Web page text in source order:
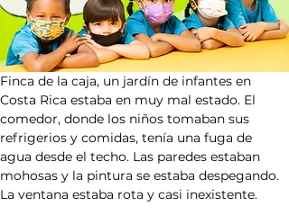
Finca de la caja, un jardín de infantes en
Costa Rica estaba en muy mal estado. El
comedor, donde los niños tomaban sus
refrigerios y comidas, tenía una fuga de
agua desde el techo. Las paredes estaban
mohosas y la pintura se estaba despegando.
La ventana estaba rota y casi inexistente.